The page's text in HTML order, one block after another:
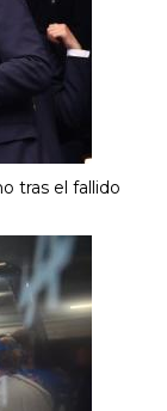
tras el fallido